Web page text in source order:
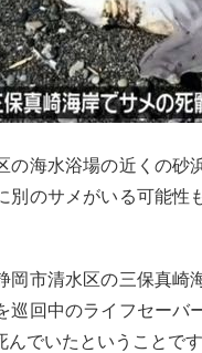
の海水浴場の近くの
別のサメがいる可能
岡市清水区の三保真崎
巡回中のライフセーバ
でいたということです